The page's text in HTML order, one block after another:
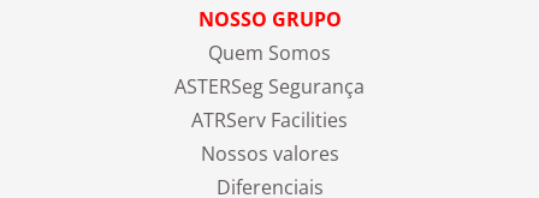
NOSSO GRUPO
Quem Somos
ASTERSeg Segurança
ATRServ Facilities
Nossos valores
Diferenciais